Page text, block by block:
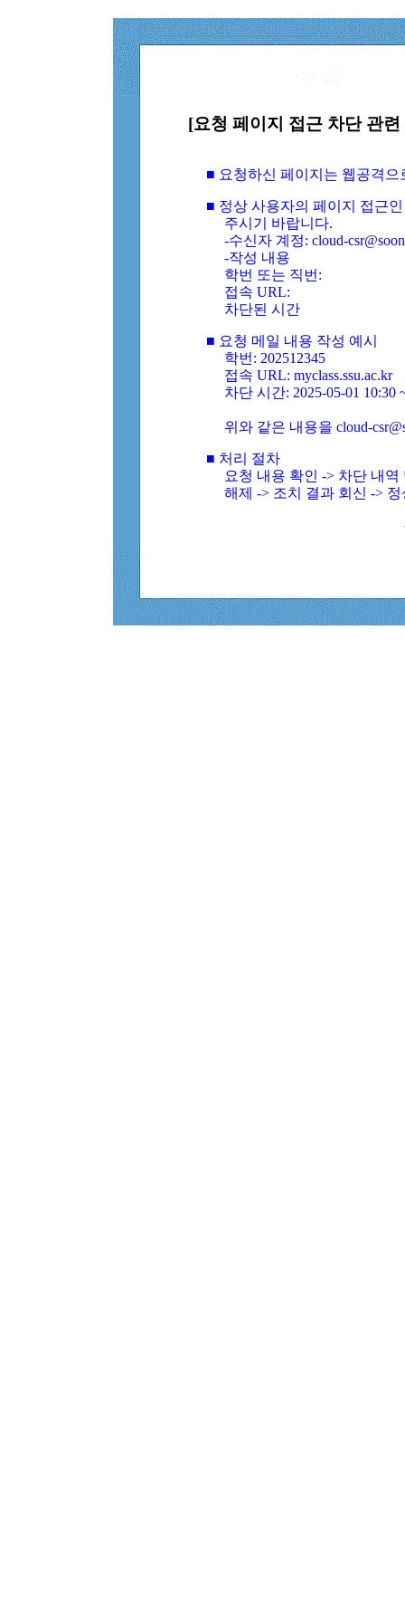
[요청 페이지 접근 차단 관
■ 요청하신 페이지는 웹공격
■ 정상 사용자의 페이지 접근
주시기 바랍니다.
-수신자 계정: cloud-
-작성 내용
학번 또는 직번:
접속 URL:
차단된 시간
■ 요청 메일 내용 작성 예시
학번: 202512345
접속 URL: myclass.ssu.ac.kr
차단 시간: 2025-05-01 10:30
위와 같은 내용을 cloud-
■ 처리 절차
요청 내용 확인 -> 차단 내
해제 -> 조치 결과 회신 ->